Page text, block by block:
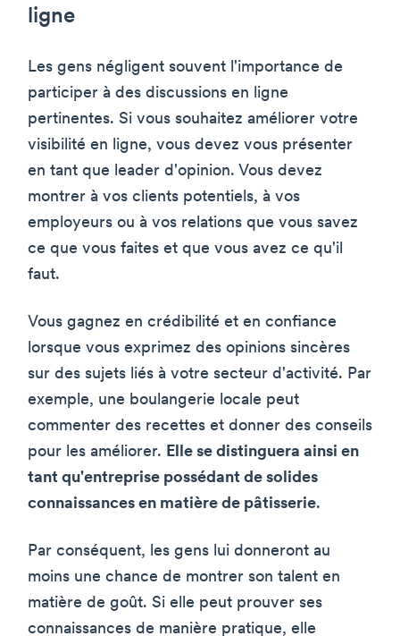
ligne
Les gens négligent souvent l'importance de
participer à des discussions en ligne
pertinentes. Si vous souhaitez améliorer votre
visibilité en ligne, vous devez vous présenter
en tant que leader d'opinion. Vous devez
montrer à vos clients potentiels, à vos
employeurs ou à vos relations que vous savez
ce que vous faites et que vous avez ce qu'il
faut.
Vous gagnez en crédibilité et en confiance
lorsque vous exprimez des opinions sincères
sur des sujets liés à votre secteur d'activité. Par
exemple, une boulangerie locale peut
commenter des recettes et donner des conseils
pour les améliorer. Elle se distinguera ainsi en
tant qu'entreprise possédant de solides
connaissances en matière de pâtisserie.
Par conséquent, les gens lui donneront au
moins une chance de montrer son talent en
matière de goût. Si elle peut prouver ses
connaissances de manière pratique, elle